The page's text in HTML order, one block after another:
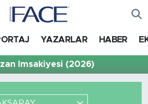
YAZARLAR HABER
İmsakiyesi (2026)